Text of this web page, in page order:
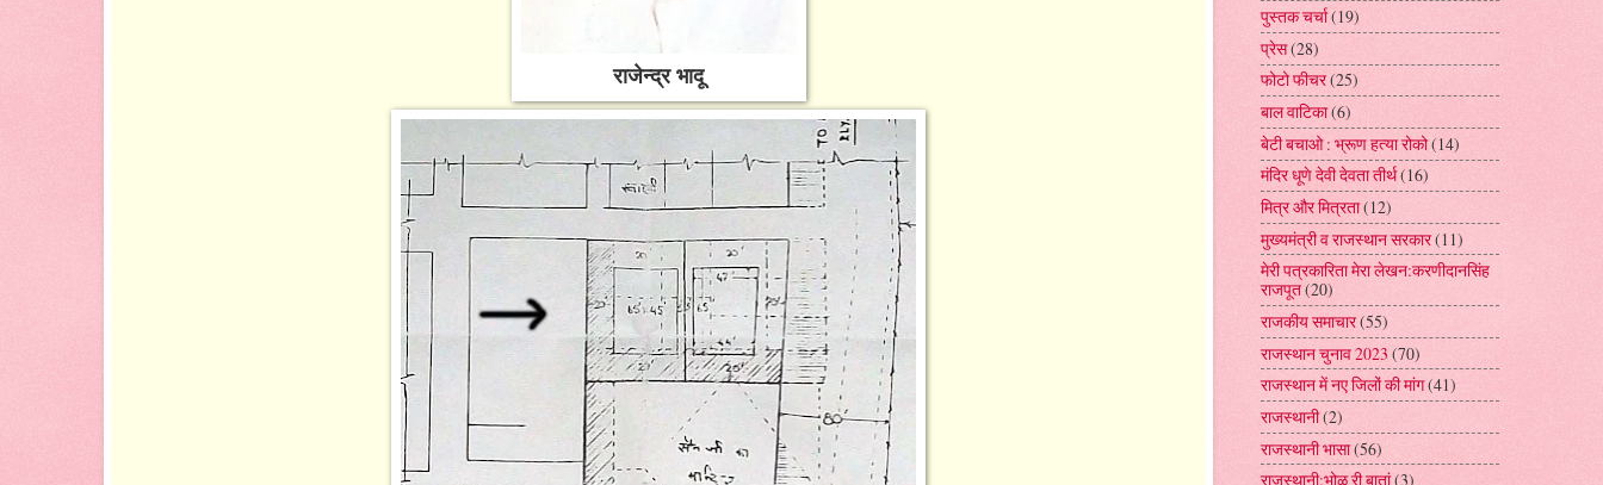
राजेन्द्र भादू
पुस्तक चर्चा(19)
प्रेस(28)
फोटो फीचर(25)
बाल वाटिका(6)
बेटी बचाओ : भ्रूण हत्या रोको(14)
मंदिर धूणे देवी देवता तीर्थ(16)
मित्र और मित्रता(12)
मुख्यमंत्री व राजस्थान सरकार(11)
मेरी पत्रकारिता मेरा लेखन:करणीदानसिंह
राजपूत(20)
राजकीय समाचार(55)
राजस्थान चुनाव 2023 (70)
राजस्थान में नए जिलों की मांग(41)
राजस्थानी(2)
राजस्थानी भासा(56)
राजस्थानी:भोळू री बातां(3)